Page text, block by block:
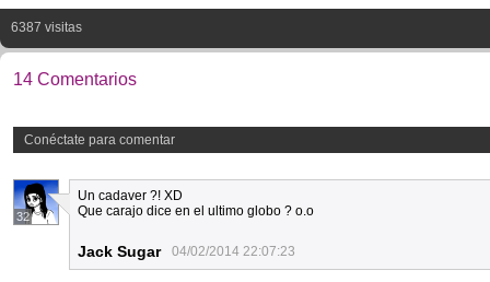
6387 visitas
14 Comentarios
Conéctate para comentar
32
Un cadaver ?! XD
Que carajo dice en el ultimo globo ? o.o
Jack Sugar 04/02/2014 22:07:23